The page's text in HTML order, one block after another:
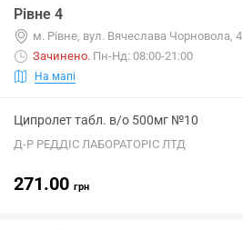
Рівне 4
м. Рівне, вул. Вячеслава Чорновола, 4
Зачинено. Пн-Нд: 08:00-21:00
На мапі
Ципролет табл. в/о 500мг №10
Д-Р РЕДДІС ЛАБОРАТОРІС ЛТД
271.00 грн